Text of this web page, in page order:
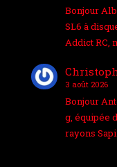
Bonjour
SL6 à
Addict RC,
3 août 2026
Bonjour
g, équipée
rayons